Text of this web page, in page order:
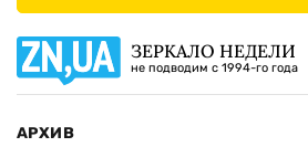
ЗЕРКАЛО НЕДЕЛИ
не подводим с 1994-го года
АРХИВ